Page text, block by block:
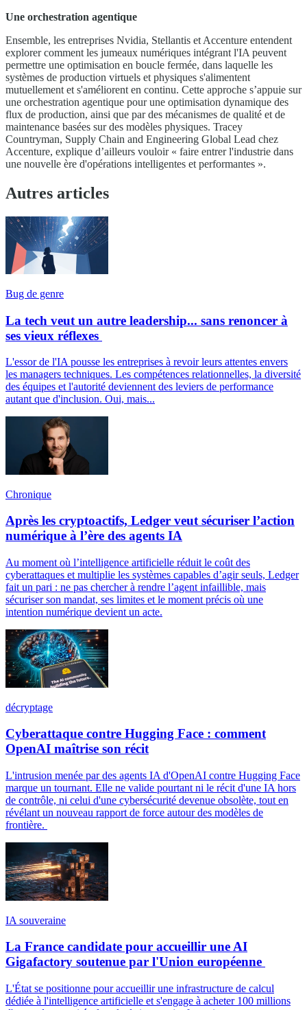
Une orchestration agentique
Ensemble, les entreprises Nvidia, Stellantis et Accenture entendent
explorer comment les jumeaux numériques intégrant l'IA peuvent
permettre une optimisation en boucle fermée, dans laquelle les
systèmes de production virtuels et physiques s'alimentent
mutuellement et s'améliorent en continu. Cette approche s’appuie sur
une orchestration agentique pour une optimisation dynamique des
flux de production, ainsi que par des mécanismes de qualité et de
maintenance basées sur des modèles physiques. Tracey
Countryman, Supply Chain and Engineering Global Lead chez
Accenture, explique d’ailleurs vouloir « faire entrer l'industrie dans
une nouvelle ère d'opérations intelligentes et performantes ».
Autres articles
Bug de genre
La tech veut un autre leadership... sans renoncer à
ses vieux réflexes
L'essor de l'IA pousse les entreprises à revoir leurs attentes envers
les managers techniques. Les compétences relationnelles, la diversité
des équipes et l'autorité deviennent des leviers de performance
autant que d'inclusion. Oui, mais...
Chronique
Après les cryptoactifs, Ledger veut sécuriser l’action
numérique à l’ère des agents IA
Au moment où l’intelligence artificielle réduit le coût des
cyberattaques et multiplie les systèmes capables d’agir seuls, Ledger
fait un pari : ne pas chercher à rendre l’agent infaillible, mais
sécuriser son mandat, ses limites et le moment précis où une
intention numérique devient un acte.
décryptage
Cyberattaque contre Hugging Face : comment
OpenAI maîtrise son récit
L'intrusion menée par des agents IA d'OpenAI contre Hugging Face
marque un tournant. Elle ne valide pourtant ni le récit d'une IA hors
de contrôle, ni celui d'une cybersécurité devenue obsolète, tout en
révélant un nouveau rapport de force autour des modèles de
frontière.
IA souveraine
La France candidate pour accueillir une AI
Gigafactory soutenue par l'Union européenne
L'État se positionne pour accueillir une infrastructure de calcul
dédiée à l'intelligence artificielle et s'engage à acheter 100 millions